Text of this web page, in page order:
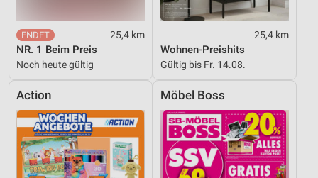
25,4 km
NR. 1 Beim Preis
Noch heute gültig
25,4 km
Wohnen-Preishits
Gültig bis Fr. 14.08.
Action Möbel Boss